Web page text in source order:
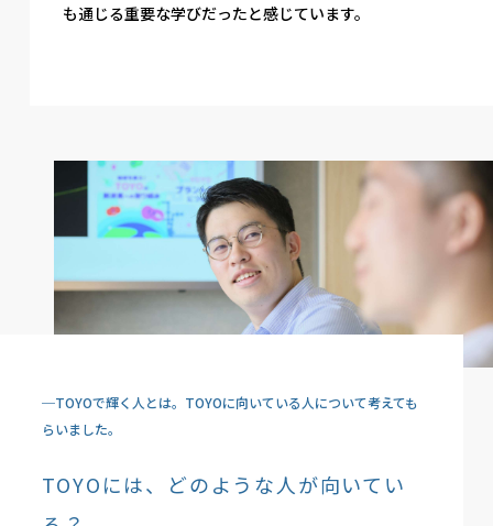
も通じる重要な学びだったと感じています。
─TOYOで輝く人とは。TOYOに向いている人について考えても
らいました。
TOYOには、どのような人が向いてい